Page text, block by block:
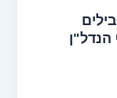
הנדל"ן